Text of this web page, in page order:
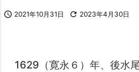
 2021年10月31日  2023年4月30日
1629（寛永６）年、後水